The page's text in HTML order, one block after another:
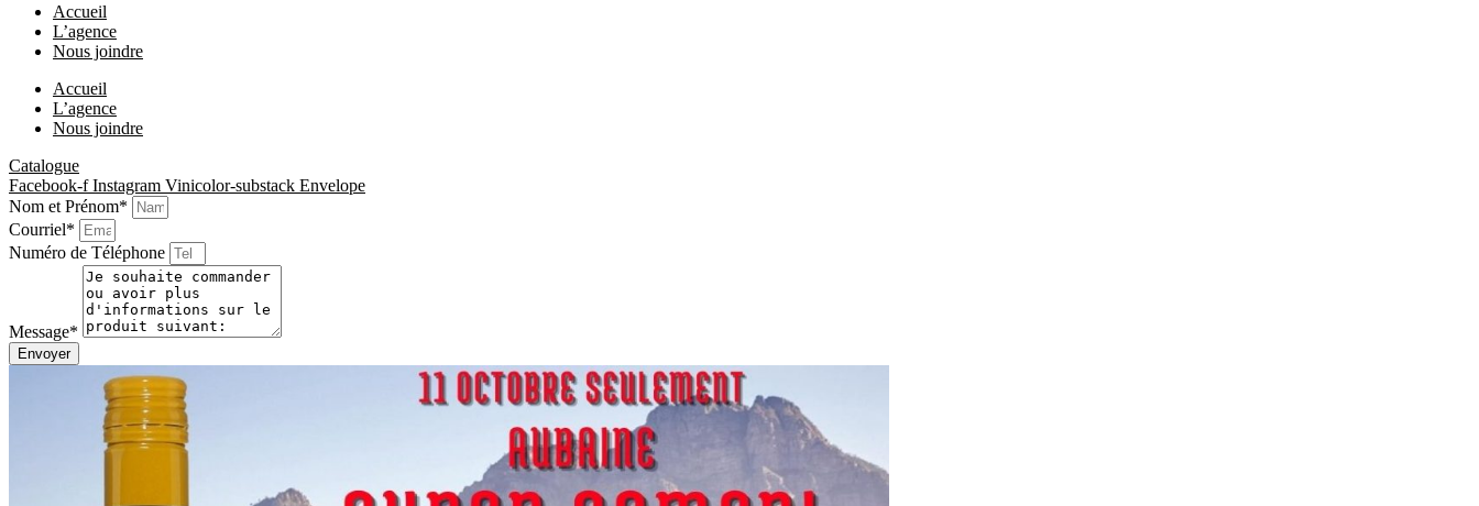
Accueil
L’agence
Nous joindre
Accueil
L’agence
Nous joindre
Catalogue
Facebook-f Instagram Vinicolor-substack Envelope
Nom et Prénom*
Courriel*
Numéro de Téléphone
Message*
Envoyer